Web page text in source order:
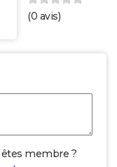
(0 avis)
êtes membre ?